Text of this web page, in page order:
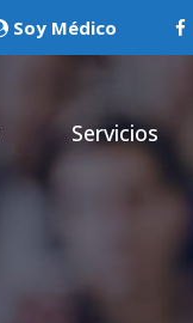
Soy Médico
Servicios